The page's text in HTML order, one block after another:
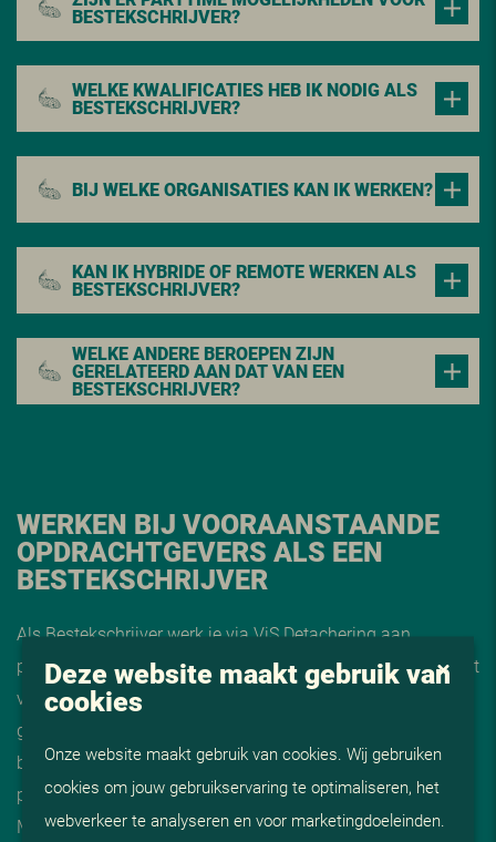
BESTEKSCHRIJVER?
WELKE KWALIFICATIES HEB IK NODIG ALS
BESTEKSCHRIJVER?
BIJ WELKE ORGANISATIES KAN IK WERKEN?
KAN IK HYBRIDE OF REMOTE WERKEN ALS
BESTEKSCHRIJVER?
WELKE ANDERE BEROEPEN ZIJN
GERELATEERD AAN DAT VAN EEN
BESTEKSCHRIJVER?
WERKEN BIJ VOORAANSTAANDE
OPDRACHTGEVERS ALS EEN
BESTEKSCHRIJVER
Als Bestekschrijver werk je via ViS Detachering aan
projecten die écht impact maken. Of je nu bestekken opstelt
voor infrastructurele werken bij vooruitstrevende
gemeenten zoals Amsterdam, Rotterdam of Utrecht,
betrokken bent bij contractvorming voor provinciale
projecten, of samenwerkt met ingenieursbureaus zoals
Movares, Witteveen+Bos of Antea Group – jouw precisie en
Deze website maakt gebruik van
cookies
Onze website maakt gebruik van cookies. Wij gebruiken
cookies om jouw gebruikservaring te optimaliseren, het
webverkeer te analyseren en voor marketingdoeleinden.